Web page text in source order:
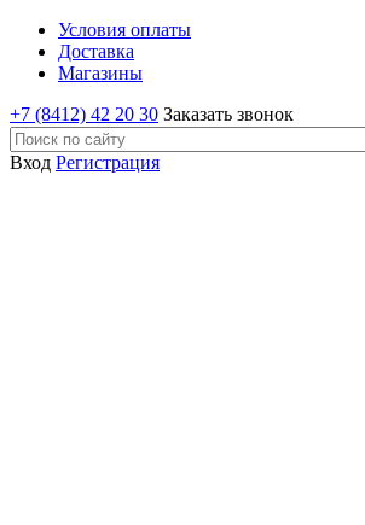
Условия оплаты
Доставка
Магазины
+7 (8412) 42 20 30 Заказать звонок
Вход Регистрация